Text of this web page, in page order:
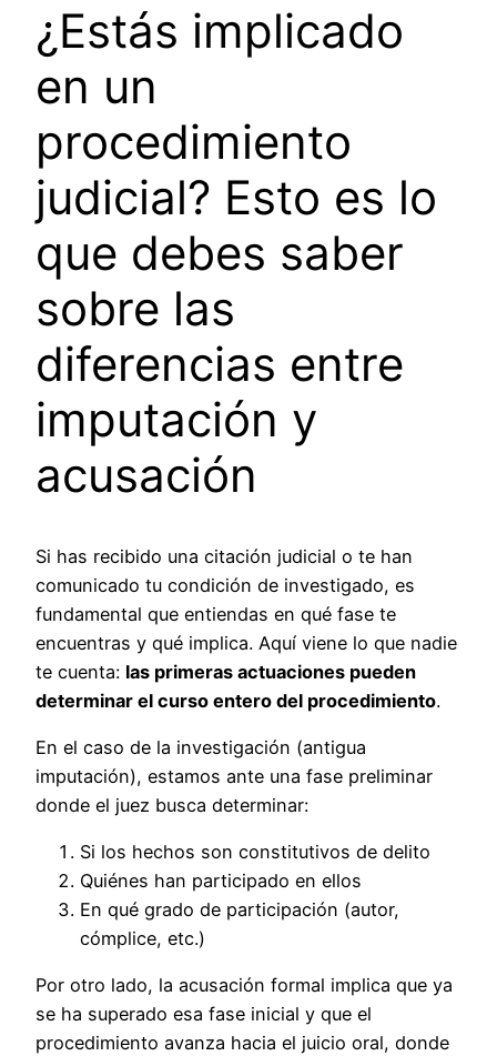
¿Estás implicado
en un
procedimiento
judicial? Esto es lo
que debes saber
sobre las
diferencias entre
imputación y
acusación
Si has recibido una citación judicial o te han
comunicado tu condición de investigado, es
fundamental que entiendas en qué fase te
encuentras y qué implica. Aquí viene lo que nadie
te cuenta: las primeras actuaciones pueden
determinar el curso entero del procedimiento.
En el caso de la investigación (antigua
imputación), estamos ante una fase preliminar
donde el juez busca determinar:
Si los hechos son constitutivos de delito
Quiénes han participado en ellos
En qué grado de participación (autor,
cómplice, etc.)
Por otro lado, la acusación formal implica que ya
se ha superado esa fase inicial y que el
procedimiento avanza hacia el juicio oral, donde